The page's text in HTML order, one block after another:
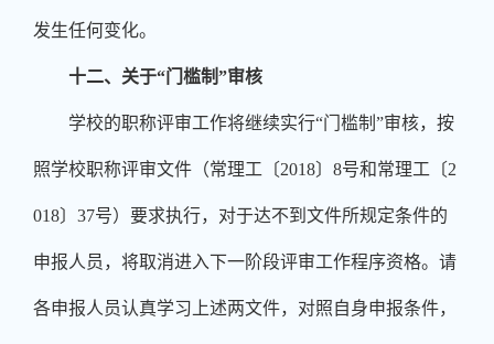
发生任何变化。
十二、关于“门槛制”审核
学校的职称评审工作将继续实行“门槛制”审核，按
照学校职称评审文件（常理工〔2018〕 8号和常理工〔2
018〕 37号）要求执行，对于达不到文件所规定条件的
申报人员，将取消进入下一阶段评审工作程序资格。请
各申报人员认真学习上述两文件，对照自身申报条件，